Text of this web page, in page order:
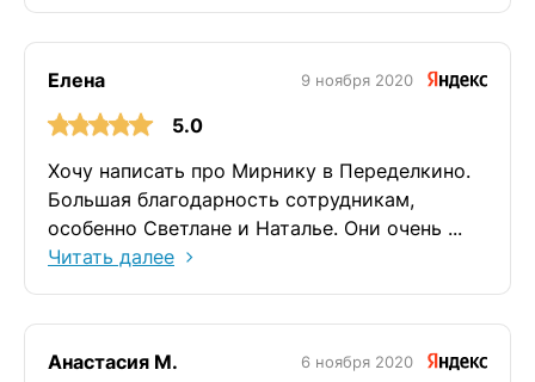
Елена 9 ноября 2020
5.0
Хочу написать про Мирнику в Переделкино.
Большая благодарность сотрудникам,
особенно Светлане и Наталье. Они очень ...
Читать далее
Анастасия М. 6 ноября 2020